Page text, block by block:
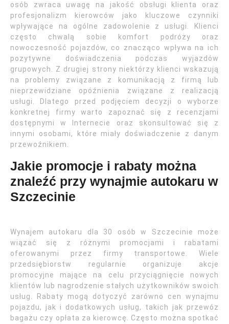
osób zwraca uwagę na jakość obsługi klienta oraz
profesjonalizm kierowców jako kluczowe czynniki
wpływające na ogólne zadowolenie z usługi. Klienci
często chwalą sobie komfort podróży oraz
nowoczesność pojazdów, co znacząco wpływa na ich
pozytywne doświadczenia podczas wyjazdów
grupowych. Z drugiej strony niektórzy klienci wskazują
na problemy związane z komunikacją z firmą lub
nieprzewidziane opóźnienia związane z realizacją
usługi. Dlatego przed podjęciem decyzji o wyborze
konkretnej firmy warto zapoznać się z recenzjami
dostępnymi w Internecie oraz skonsultować się z
innymi osobami, które miały doświadczenie z danym
przewoźnikiem.
Jakie promocje i rabaty można
znaleźć przy wynajmie autokaru w
Szczecinie
Wynajem autokaru dla 30 osób w Szczecinie może
wiązać się z różnymi promocjami i rabatami
oferowanymi przez firmy transportowe. Wiele
przedsiębiorstw regularnie organizuje akcje
promocyjne mające na celu przyciągnięcie nowych
klientów lub nagrodzenie stałych użytkowników swoich
usług. Rabaty mogą dotyczyć zarówno cen wynajmu
pojazdu, jak i dodatkowych usług, takich jak przewóz
bagażu czy opłata za kierowcę. Często można spotkać